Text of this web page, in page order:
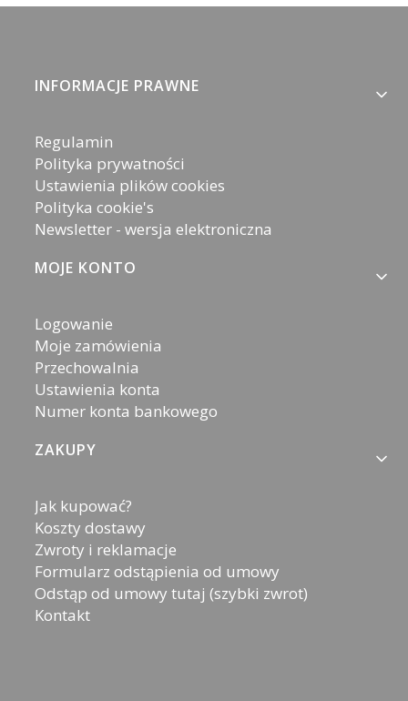
Linki w stopce
INFORMACJE PRAWNE
Regulamin
Polityka prywatności
Ustawienia plików cookies
Polityka cookie's
Newsletter - wersja elektroniczna
MOJE KONTO
Logowanie
Moje zamówienia
Przechowalnia
Ustawienia konta
Numer konta bankowego
ZAKUPY
Jak kupować?
Koszty dostawy
Zwroty i reklamacje
Formularz odstąpienia od umowy
Odstąp od umowy tutaj (szybki zwrot)
Kontakt